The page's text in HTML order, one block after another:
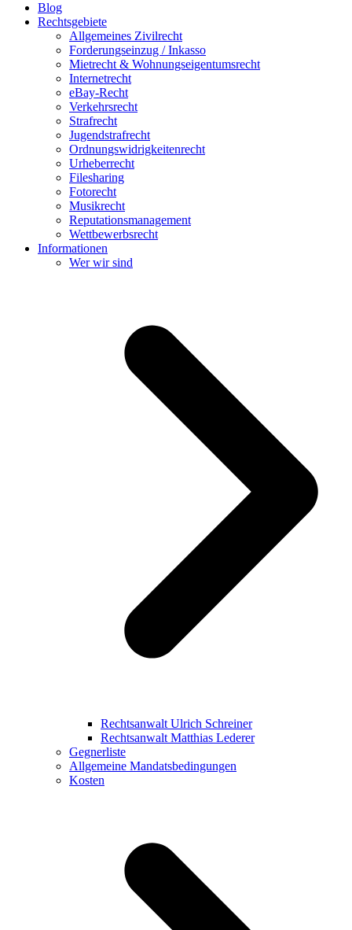
Blog
Rechtsgebiete
Allgemeines Zivilrecht
Forderungseinzug / Inkasso
Mietrecht & Wohnungseigentumsrecht
Internetrecht
eBay-Recht
Verkehrsrecht
Strafrecht
Jugendstrafrecht
Ordnungswidrigkeitenrecht
Urheberrecht
Filesharing
Fotorecht
Musikrecht
Reputationsmanagement
Wettbewerbsrecht
Informationen
Wer wir sind
Rechtsanwalt Ulrich Schreiner
Rechtsanwalt Matthias Lederer
Gegnerliste
Allgemeine Mandatsbedingungen
Kosten